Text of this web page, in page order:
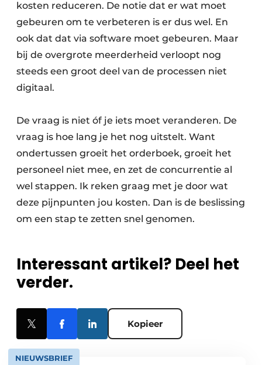
kosten reduceren. De notie dat er wat moet
gebeuren om te verbeteren is er dus wel. En
ook dat dat via software moet gebeuren. Maar
bij de overgrote meerderheid verloopt nog
steeds een groot deel van de processen niet
digitaal.
De vraag is niet óf je iets moet veranderen. De
vraag is hoe lang je het nog uitstelt. Want
ondertussen groeit het orderboek, groeit het
personeel niet mee, en zet de concurrentie al
wel stappen. Ik reken graag met je door wat
deze pijnpunten jou kosten. Dan is de beslissing
om een stap te zetten snel genomen.
Interessant artikel? Deel het
verder.
Kopieer
NIEUWSBRIEF